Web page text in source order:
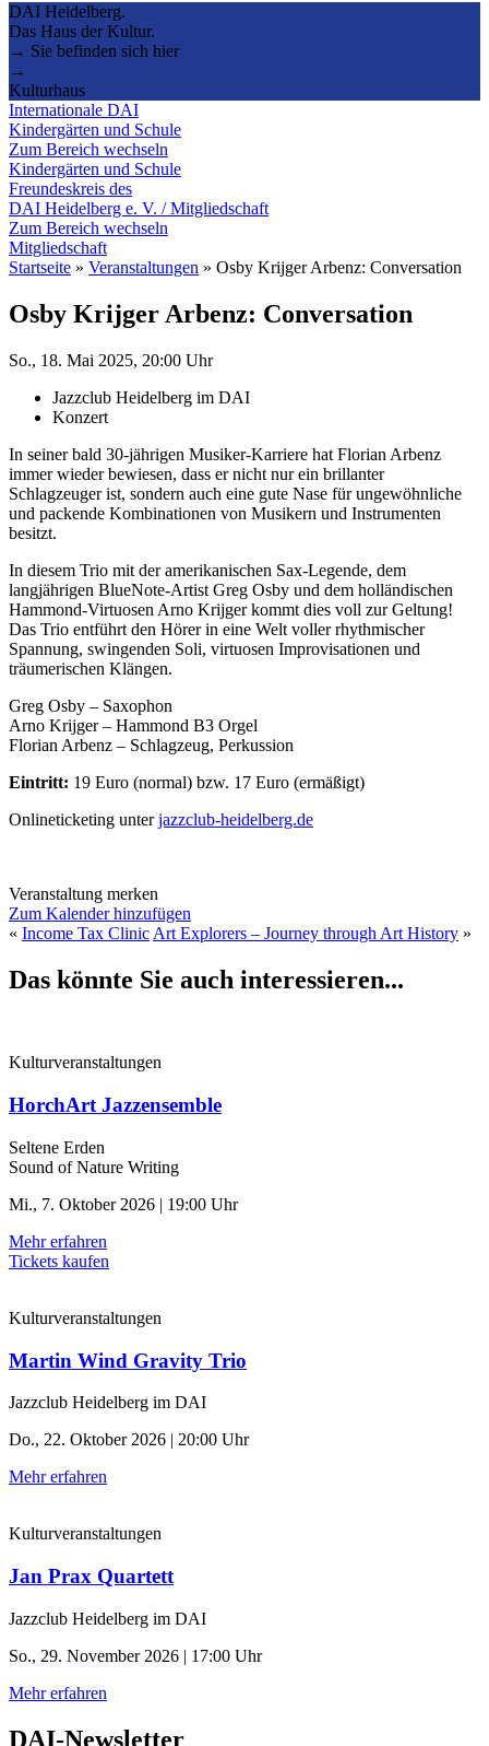
DAI Heidelberg.
Das Haus der Kultur.
→ Sie befinden sich hier
→
Kulturhaus
Internationale DAI
Kindergärten und Schule
Zum Bereich wechseln
Kindergärten und Schule
Freundeskreis des
DAI Heidelberg e. V. / Mitgliedschaft
Zum Bereich wechseln
Mitgliedschaft
Startseite » Veranstaltungen » Osby Krijger Arbenz: Conversation
Osby Krijger Arbenz: Conversation
So., 18. Mai 2025, 20:00 Uhr
Jazzclub Heidelberg im DAI
Konzert
In seiner bald 30-jährigen Musiker-Karriere hat Florian Arbenz
immer wieder bewiesen, dass er nicht nur ein brillanter
Schlagzeuger ist, sondern auch eine gute Nase für ungewöhnliche
und packende Kombinationen von Musikern und Instrumenten
besitzt.
In diesem Trio mit der amerikanischen Sax-Legende, dem
langjährigen BlueNote-Artist Greg Osby und dem holländischen
Hammond-Virtuosen Arno Krijger kommt dies voll zur Geltung!
Das Trio entführt den Hörer in eine Welt voller rhythmischer
Spannung, swingenden Soli, virtuosen Improvisationen und
träumerischen Klängen.
Greg Osby – Saxophon
Arno Krijger – Hammond B3 Orgel
Florian Arbenz – Schlagzeug, Perkussion
Eintritt: 19 Euro (normal) bzw. 17 Euro (ermäßigt)
Onlineticketing unterjazzclub-heidelberg.de
Veranstaltung merken
Zum Kalender hinzufügen
« Income Tax Clinic Art Explorers – Journey through Art History »
Das könnte Sie auch interessieren...
Kulturveranstaltungen
HorchArt Jazzensemble
Seltene Erden
Sound of Nature Writing
Mi., 7. Oktober 2026 | 19:00 Uhr
Mehr erfahren
Tickets kaufen
Kulturveranstaltungen
Martin Wind Gravity Trio
Jazzclub Heidelberg im DAI
Do., 22. Oktober 2026 | 20:00 Uhr
Mehr erfahren
Kulturveranstaltungen
Jan Prax Quartett
Jazzclub Heidelberg im DAI
So., 29. November 2026 | 17:00 Uhr
Mehr erfahren
DAI-Newsletter